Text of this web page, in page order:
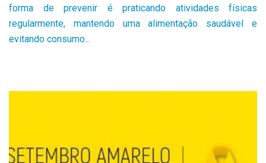
forma de prevenir é praticando atividades físicas
regularmente, mantendo uma alimentação saudável e
evitando consumo...